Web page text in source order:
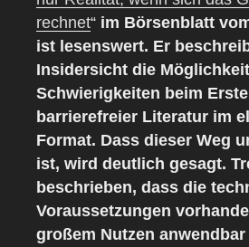
rechnet“ im Börsenblatt
ist lesenswert. Er
Insidersicht die
Schwierigkeiten beim
barrierefreier Literatur im
Format. Dass dieser Weg
ist, wird deutlich gesagt.
beschrieben, dass die
Voraussetzungen
großem Nutzen